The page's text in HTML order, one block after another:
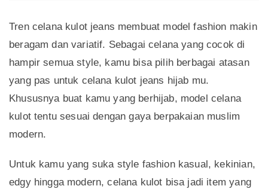
Tren celana kulot jeans membuat model fashion makin
beragam dan variatif. Sebagai celana yang cocok di
hampir semua style, kamu bisa pilih berbagai atasan
yang pas untuk celana kulot jeans hijab mu.
Khususnya buat kamu yang berhijab, model celana
kulot tentu sesuai dengan gaya berpakaian muslim
modern.
Untuk kamu yang suka style fashion kasual, kekinian,
edgy hingga modern, celana kulot bisa jadi item yang